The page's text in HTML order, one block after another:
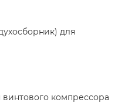
для
винтового компрессора